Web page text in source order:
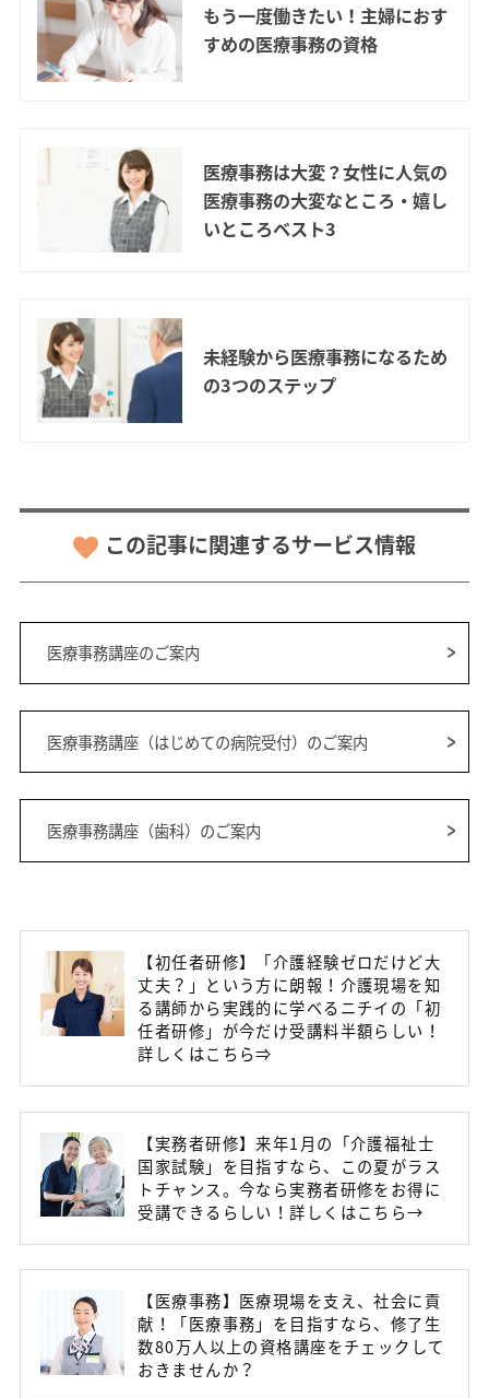
もう一度働きたい！主婦におす
すめの医療事務の資格
医療事務は大変？女性に人気の
医療事務の大変なところ・嬉し
いところベスト3
未経験から医療事務になるため
の3つのステップ
この記事に関連するサービス情報
医療事務講座のご案内
医療事務講座（はじめての病院受付）のご案内
医療事務講座（歯科）のご案内
【初任者研修】「介護経験ゼロだけど大
丈夫？」という方に朗報！介護現場を知
る講師から実践的に学べるニチイの「初
任者研修」が今だけ受講料半額らしい！
詳しくはこちら⇒
【実務者研修】来年1月の「介護福祉士
国家試験」を目指すなら、この夏がラス
トチャンス。今なら実務者研修をお得に
受講できるらしい！詳しくはこちら→
【医療事務】医療現場を支え、社会に貢
献！「医療事務」を目指すなら、修了生
数80万人以上の資格講座をチェックして
おきませんか？